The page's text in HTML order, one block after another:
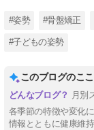
#姿勢 #骨盤矯正
#子どもの姿勢
このブログのこ
月別
各季節の特徴や変化
情報とともに健康維